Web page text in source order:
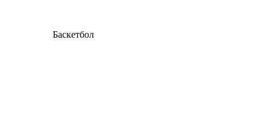
Баскетбол